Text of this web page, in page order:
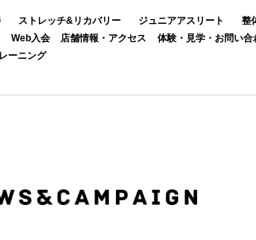
ストレッチ&リカバリー ジュニアアスリート 整
Web入会 店舗情報・アクセス 体験・見学・お問い合
ーニング